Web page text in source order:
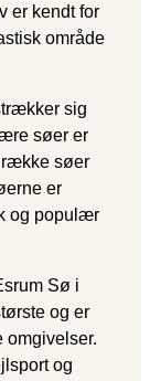
er kendt for
område
sig
søer er
række søer
er
og populær
Sø i
og er
omgivelser.
og